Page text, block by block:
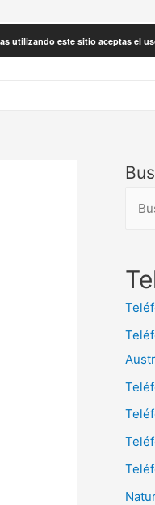
c
utilizando este sitio aceptas el